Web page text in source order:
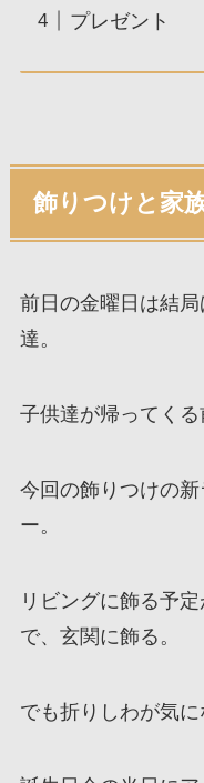
プレゼント
飾りつけと家
前日の金曜日は結
達。
子供達が帰ってくる
今回の飾りつけの
ー。
リビングに飾る予
で、玄関に飾る。
でも折りしわが気に